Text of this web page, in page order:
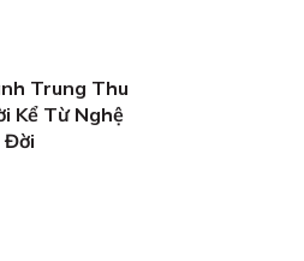
Trung Thu
Kể Từ Nghệ
Đời